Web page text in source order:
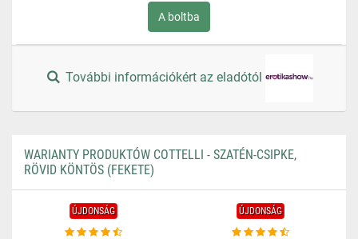
A boltba
További információkért az eladótól
WARIANTY PRODUKTÓW COTTELLI - SZATÉN-CSIPKE,
RÖVID KÖNTÖS (FEKETE)
ÚJDONSÁG ÚJDONSÁG